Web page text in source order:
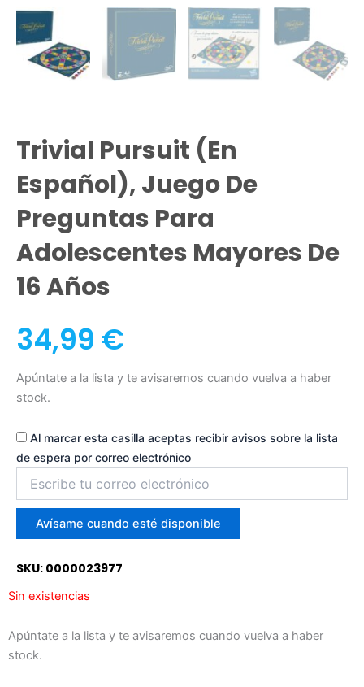
Trivial Pursuit (en
Español), Juego De
Preguntas Para
Adolescentes Mayores De
16 Años
34,99 €
Apúntate a la lista y te avisaremos cuando vuelva a haber
stock.
Al marcar esta casilla aceptas recibir avisos sobre la lista
de espera por correo electrónico
correo
para
unirte
la
lista
de
Avísame cuando esté disponible
SKU: 0000023977
Sin existencias
Apúntate a la lista y te avisaremos cuando vuelva a haber
stock.